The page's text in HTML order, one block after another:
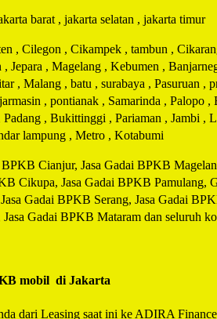
barat , jakarta selatan , jakarta timur
, Cilegon , Cikampek , tambun ,
, Magelang , Kebumen ,
Malang , batu , surabaya , Pasuruan ,
, pontianak , Samarinda , Palopo
, Bukittinggi , Pariaman , Jambi
lampung , Metro , Kotabumi
Cianjur, Jasa Gadai BPKB
Cikupa, Jasa Gadai BPKB
Gadai BPKB Serang, Jasa Gadai
Gadai BPKB Mataram dan seluruh
mobil di Jakarta
dari Leasing saat ini ke ADIRA